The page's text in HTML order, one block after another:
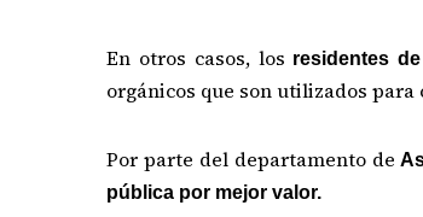
En otros casos, los residentes
orgánicos que son utilizados para
Por parte del departamento de
pública por mejor valor.